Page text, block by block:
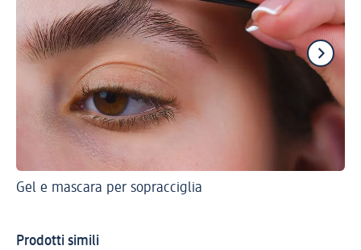
Gel e mascara per sopracciglia
Prodotti simili